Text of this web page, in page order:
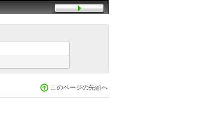
このページの先頭へ